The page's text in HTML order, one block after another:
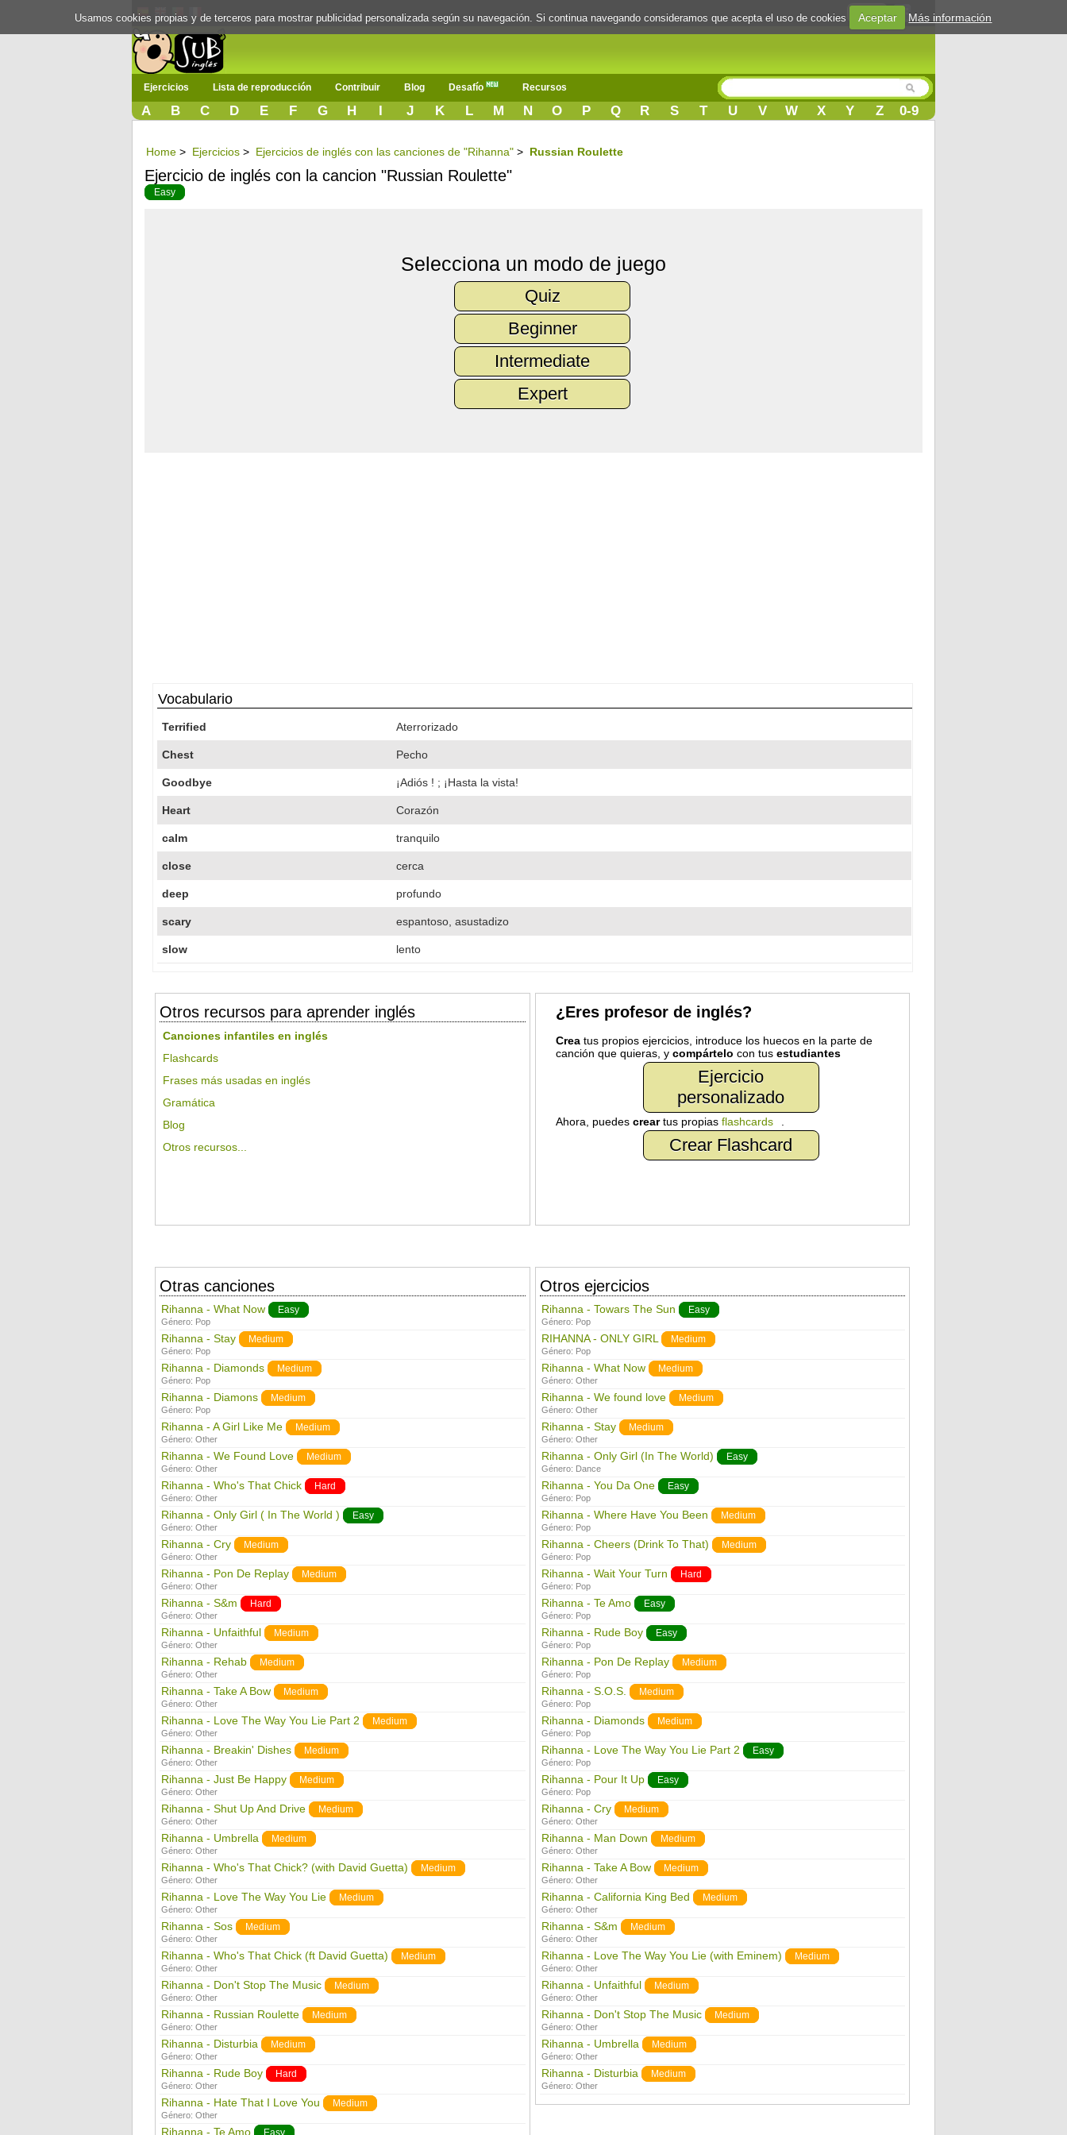
Login
Ejercicios Lista de reproducción Contribuir Blog Desafío Recursos
A B C D E F G H I J K L M N O P Q R S T U V W X Y Z 0-9
Home > Ejercicios > Ejercicios de inglés con las canciones de "Rihanna" > Russian Roulette
Ejercicio de inglés con la cancion "Russian Roulette"
Easy
Selecciona un modo de juego
Quiz
Beginner
Intermediate
Expert
Vocabulario
Terrified Aterrorizado
Chest Pecho
Goodbye ¡Adiós ! ; ¡Hasta la vista!
Heart Corazón
calm tranquilo
close cerca
deep profundo
scary espantoso, asustadizo
slow lento
Otros recursos para aprender inglés
Canciones infantiles en inglés
Flashcards
Frases más usadas en inglés
Gramática
Blog
Otros recursos...
¿Eres profesor de inglés?
Creatus propios ejercicios, introduce los huecos en la parte de
canción que quieras, y compártelo con tus estudiantes
Ejercicio
personalizado
Ahora, puedes creartus propias flashcards
Crear Flashcard
Otras canciones
Rihanna - What Now Easy
Género: Pop
Rihanna - Stay Medium
Género: Pop
Rihanna - Diamonds Medium
Género: Pop
Rihanna - Diamons Medium
Género: Pop
Rihanna - A Girl Like Me Medium
Género: Other
Rihanna - We Found Love Medium
Género: Other
Rihanna - Who's That Chick Hard
Género: Other
Rihanna - Only Girl ( In The World ) Easy
Género: Other
Rihanna - Cry Medium
Género: Other
Rihanna - Pon De Replay Medium
Género: Other
Rihanna - S&m Hard
Género: Other
Rihanna - Unfaithful Medium
Género: Other
Rihanna - Rehab Medium
Género: Other
Rihanna - Take A Bow Medium
Género: Other
Rihanna - Love The Way You Lie Part 2 Medium
Género: Other
Rihanna - Breakin' Dishes Medium
Género: Other
Rihanna - Just Be Happy Medium
Género: Other
Rihanna - Shut Up And Drive Medium
Género: Other
Rihanna - Umbrella Medium
Género: Other
Rihanna - Who's That Chick? (with David Guetta) Medium
Género: Other
Rihanna - Love The Way You Lie Medium
Género: Other
Rihanna - Sos Medium
Género: Other
Rihanna - Who's That Chick (ft David Guetta) Medium
Género: Other
Rihanna - Don't Stop The Music Medium
Género: Other
Rihanna - Russian Roulette Medium
Género: Other
Rihanna - Disturbia Medium
Género: Other
Rihanna - Rude Boy Hard
Género: Other
Rihanna - Hate That I Love You Medium
Género: Other
Rihanna - Te Amo Easy
Otros ejercicios
Rihanna - Towars The Sun Easy
Género: Pop
RIHANNA - ONLY GIRL Medium
Género: Pop
Rihanna - What Now Medium
Género: Other
Rihanna - We found love Medium
Género: Other
Rihanna - Stay Medium
Género: Other
Rihanna - Only Girl (In The World) Easy
Género: Dance
Rihanna - You Da One Easy
Género: Pop
Rihanna - Where Have You Been Medium
Género: Pop
Rihanna - Cheers (Drink To That) Medium
Género: Pop
Rihanna - Wait Your Turn Hard
Género: Pop
Rihanna - Te Amo Easy
Género: Pop
Rihanna - Rude Boy Easy
Género: Pop
Rihanna - Pon De Replay Medium
Género: Pop
Rihanna - S.O.S. Medium
Género: Pop
Rihanna - Diamonds Medium
Género: Pop
Rihanna - Love The Way You Lie Part 2 Easy
Género: Pop
Rihanna - Pour It Up Easy
Género: Pop
Rihanna - Cry Medium
Género: Other
Rihanna - Man Down Medium
Género: Other
Rihanna - Take A Bow Medium
Género: Other
Rihanna - California King Bed Medium
Género: Other
Rihanna - S&m Medium
Género: Other
Rihanna - Love The Way You Lie (with Eminem) Medium
Género: Other
Rihanna - Unfaithful Medium
Género: Other
Rihanna - Don't Stop The Music Medium
Género: Other
Rihanna - Umbrella Medium
Género: Other
Rihanna - Disturbia Medium
Género: Other
Usamos cookies propias y de terceros para mostrar publicidad personalizada según su navegación. Si continua navegando consideramos que acepta el uso de cookies Aceptar Más información